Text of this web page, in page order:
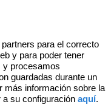
dispuestos a adquirir su
para el correcto
y para poder tener
y procesamos
guardadas durante un
más información sobre la
su configuración aquí.